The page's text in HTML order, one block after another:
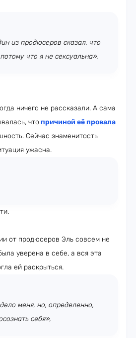
из продюсеров сказал, что
что я не сексуальна»,
ничего не рассказали. А сама
что причиной её провала
Сейчас знаменитость
ужасна.
от продюсеров Эль совсем не
уверена в себе, а вся эта
ей раскрыться.
меня, но, определенно,
себя»,